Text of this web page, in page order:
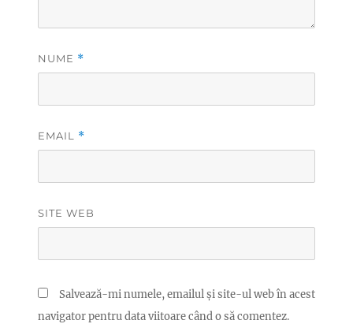
NUME *
EMAIL *
SITE WEB
Salvează-mi numele, emailul și site-ul web în acest
navigator pentru data viitoare când o să comentez.